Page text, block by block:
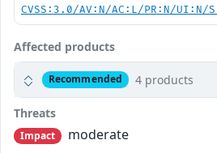
CVSS:3.0/AV:N/AC:L/PR:N/UI:N/
Affected products
Recommended 4 products
Threats
Impact
moderate